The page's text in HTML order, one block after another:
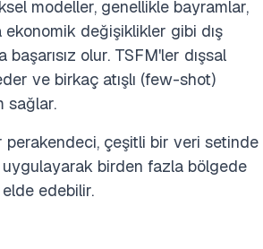
modeller, genellikle bayramlar,
değişiklikler gibi dış
olur. TSFM'ler dışsal
ve birkaç atışlı (few-shot)
sağlar.
perakendeci, çeşitli bir veri setinde
birden fazla bölgede
edebilir.